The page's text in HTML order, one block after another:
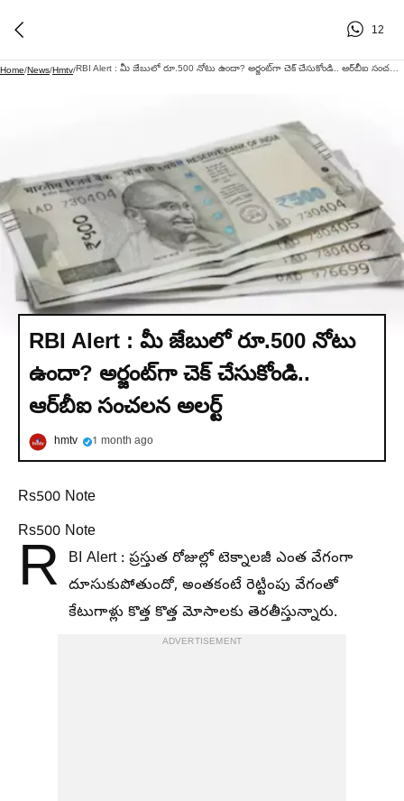
12
Home/News/Hmtv/
RBI Alert : మీ జేబులో రూ.500 నోటు
ఉందా? అర్జంట్‌గా చెక్ చేసుకోండి..
ఆర్‌బీఐ సంచలన అలర్ట్
hmtv 1 month ago
Rs500 Note
Rs500 Note
R
BI Alert : ప్రస్తుత రోజుల్లో టెక్నాలజీ ఎంత వేగంగా
దూసుకుపోతుందో, అంతకంటే రెట్టింపు వేగంతో
కేటుగాళ్లు కొత్త కొత్త మోసాలకు తెరతీస్తున్నారు.
ADVERTISEMENT